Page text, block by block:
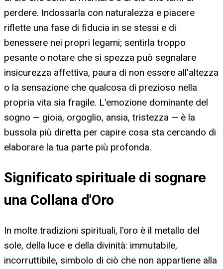
perdere. Indossarla con naturalezza e piacere
riflette una fase di fiducia in se stessi e di
benessere nei propri legami; sentirla troppo
pesante o notare che si spezza può segnalare
insicurezza affettiva, paura di non essere all'altezza
o la sensazione che qualcosa di prezioso nella
propria vita sia fragile. L'emozione dominante del
sogno — gioia, orgoglio, ansia, tristezza — è la
bussola più diretta per capire cosa sta cercando di
elaborare la tua parte più profonda.
Significato spirituale di sognare
una Collana d'Oro
In molte tradizioni spirituali, l'oro è il metallo del
sole, della luce e della divinità: immutabile,
incorruttibile, simbolo di ciò che non appartiene alla